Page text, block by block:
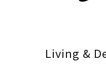
Living &